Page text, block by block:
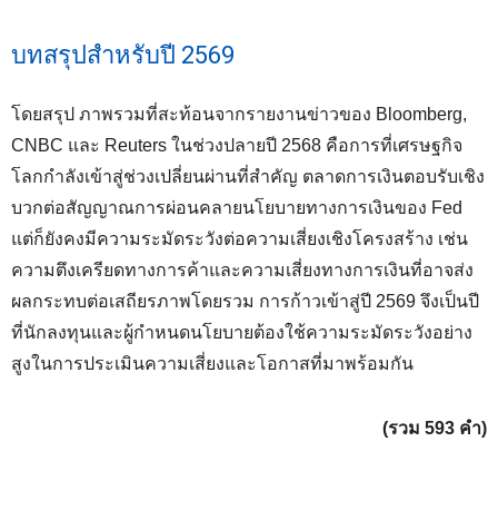
บทสรุปสำหรับปี 2569
โดยสรุป ภาพรวมที่สะท้อนจากรายงานข่าวของ Bloomberg,
CNBC และ Reuters ในช่วงปลายปี 2568 คือการที่เศรษฐกิจ
โลกกำลังเข้าสู่ช่วงเปลี่ยนผ่านที่สำคัญ ตลาดการเงินตอบรับเชิง
บวกต่อสัญญาณการผ่อนคลายนโยบายทางการเงินของ Fed
แต่ก็ยังคงมีความระมัดระวังต่อความเสี่ยงเชิงโครงสร้าง เช่น
ความตึงเครียดทางการค้าและความเสี่ยงทางการเงินที่อาจส่ง
ผลกระทบต่อเสถียรภาพโดยรวม การก้าวเข้าสู่ปี 2569 จึงเป็นปี
ที่นักลงทุนและผู้กำหนดนโยบายต้องใช้ความระมัดระวังอย่าง
สูงในการประเมินความเสี่ยงและโอกาสที่มาพร้อมกัน
(รวม 593 คำ)